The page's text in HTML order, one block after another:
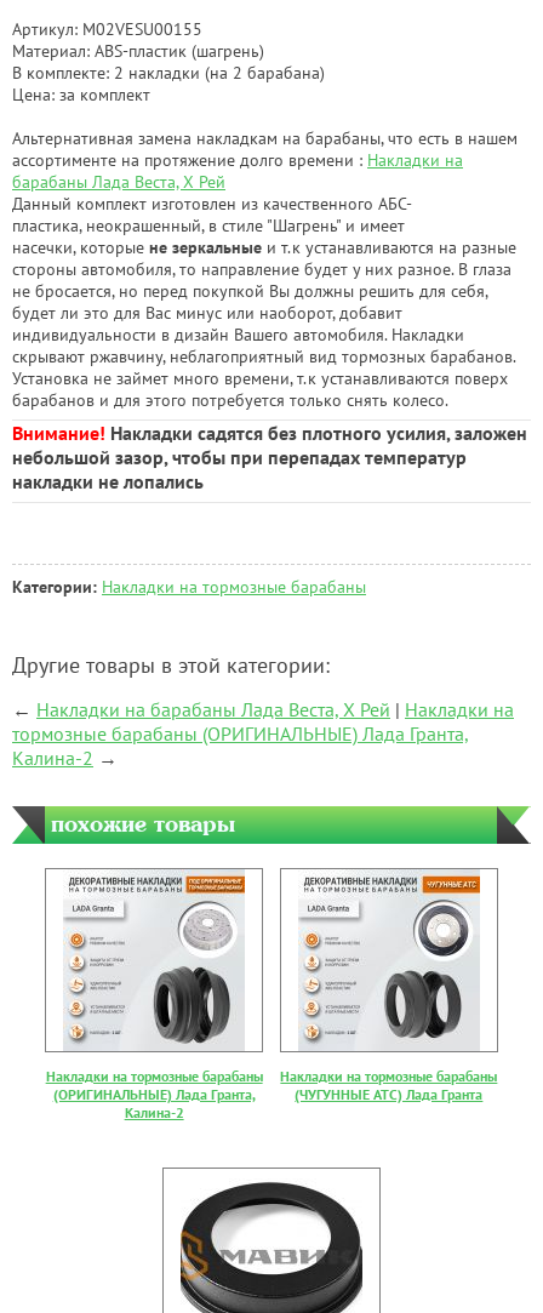
Артикул: M02VESU00155
Материал: ABS-пластик (шагрень)
В комплекте: 2 накладки (на 2 барабана)
Цена: за комплект
Альтернативная замена накладкам на барабаны, что есть в нашем
ассортименте на протяжение долго времени : Накладки на
барабаны Лада Веста, Х Рей
Данный комплект изготовлен из качественного АБС-
пластика, неокрашенный, в стиле "Шагрень" и имеет
насечки, которые не зеркальные и т.к устанавливаются на разные
стороны автомобиля, то направление будет у них разное. В глаза
не бросается, но перед покупкой Вы должны решить для себя,
будет ли это для Вас минус или наоборот, добавит
индивидуальности в дизайн Вашего автомобиля. Накладки
скрывают ржавчину, неблагоприятный вид тормозных барабанов.
Установка не займет много времени, т.к устанавливаются поверх
барабанов и для этого потребуется только снять колесо.
Внимание! Накладки садятся без плотного усилия, заложен
небольшой зазор, чтобы при перепадах температур
накладки не лопались
Категории: Накладки на тормозные барабаны
Другие товары в этой категории:
← Накладки на барабаны Лада Веста, Х Рей | Накладки на
тормозные барабаны (ОРИГИНАЛЬНЫЕ) Лада Гранта,
Калина-2 →
похожие товары
Накладки на тормозные барабаны
(ОРИГИНАЛЬНЫЕ) Лада Гранта,
Калина-2
Накладки на тормозные барабаны
(ЧУГУННЫЕ АТС) Лада Гранта